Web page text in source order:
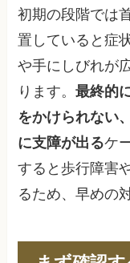
初期の段階では
置していると症
や手にしびれが
ります。最終的
をかけられない
に支障が出るケ
すると歩行障害
るため、早めの